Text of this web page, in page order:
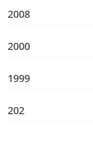
2008
2000
1999
202